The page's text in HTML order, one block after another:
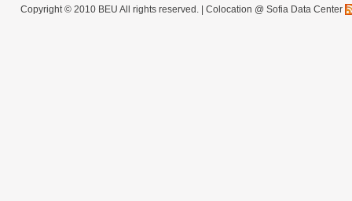
Copyright © 2010 BEU All rights reserved. | Colocation @ Sofia Data Center